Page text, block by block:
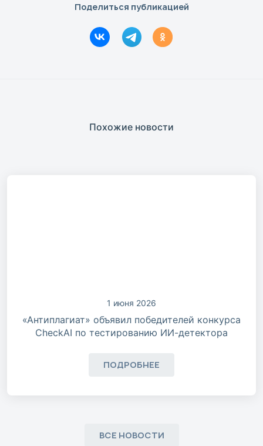
Поделиться публикацией
Похожие новости
1 июня 2026
«Антиплагиат» объявил победителей конкурса
CheckAI по тестированию ИИ-детектора
ПОДРОБНЕЕ
ВСЕ НОВОСТИ